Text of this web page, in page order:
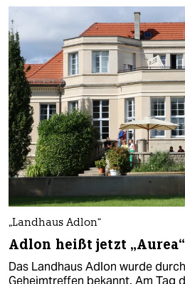
„Landhaus Adlon“
Adlon heißt jetzt „Aurea“
Das Landhaus Adlon wurde
Geheimtreffen bekannt. Am Tag